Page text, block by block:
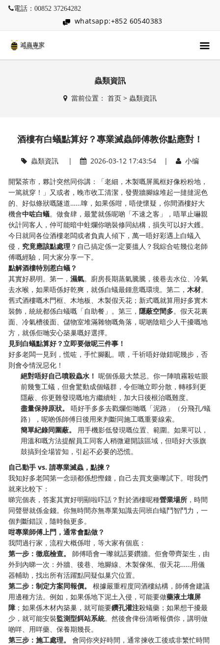
電話：00852 37264282
whatsapp:+852 60540383
蟲類資訊
當前位置： 首页> 蟲類資訊
酒樓有白蟻點算好？專業滅蟲師傅教你點應對！
蟲類資訊| 2026-03-12 17:43:54 | 小编
開緊茶市，夥計突然同你講：「老細，木製嘅屏風框好像粉粉地，
一篤就穿！」又或者，晚市收工清潔，發覺牆腳線堆起一撻撻泥色
的、好似條狀嘅隧道……嗱，如果係咁，唔使懷疑，你間酒樓好大
機會中咗白蟻。做食肆，最驚就係呢啲「不速之客」，唔單止嚇親
伙計同客人，仲可能暗中蛀爛你啲裝修同結構，損失可以好大鑊。
今日就同各位酒樓老闆或者負責人傾下，萬一唔好彩遇上白蟻入
侵， 究竟應該點處理 ？自己搞定係一定要搵人？我綜合咗幾位老師
傅嘅經驗，同大家分享一下。
點解酒樓特別惹白蟻？
其實好易明。第一，濕氣。廚房長期蒸氣騰騰，後巷去水位、冷氣
去水喉，如果唔係好乾爽，就係白蟻最鍾意嘅環境。第二，木材。
舊式酒樓嘅木門框、木地板、木製假天花；新式嘅就算用好多實木
裝飾，統統都係白蟻嘅「自助餐」。第三，隱蔽空間多。假天花裏
面、冷氣槽後面、儲物室堆滿雜物嘅角落，呢啲陰暗少人干擾嘅地
方，就係佢哋安心築巢嘅好選擇。
見到白蟻點算好？立即要做呢三件事！
好多老闆一見到，慌咗，手忙腳亂。喂，千祈唔好做錯呢幾步，否
則會令情況惡化！
絕對唔好自己噴殺蟲水！ ​ 呢個係最大禁忌。你一陣噴霧殺咗眼
前幾隻工蟻，但會驚動成個蟻群，令佢哋立即分散，轉移到更
隱蔽、你更難發現嘅地方繼續蛀，加大日後根治嘅難度。
盡量保持原狀。
​ 唔好手多多去戳爛佢哋嘅「泥路」（分飛孔/蟻
路），呢啲係師傅日後用來判斷同施工嘅重要線索。
簡單紀錄同圍蔽。
​ 用手機影低發現嘅位置、範圍。如果可以，
用溫和嘅方法提醒員工同客人稍微避開該區域，但唔好大張旗
鼓搞到全場皆知，引起不必要的恐慌。
自己動手 vs. 請專業滅蟲，點揀？
我知好多老闆第一念頭都係想慳錢，自己去買支藥嚟試下。咁我們
就來比較下：
睇完個表，答案其實好明顯啦吓話？對於酒樓呢種營業場所 ，時間
同聲譽就係金錢。你無時間亦無專業知識去同班白蟻鬥智鬥力，一
個判斷錯誤，隨時蝕更多。
咁專業師傅上門，通常會點做？
我問過行家，流程大概係咁，等大家有個底：
第一步：徹底檢查。
​ 師傅唔會一嚟就話要鑽牆。佢會帶齊架生，由
外到內睇一次：外牆、後巷、地腳線、木製傢俬、假天花……用儀
器輔助，找出所有活躍點同疑似巢穴位置。
第二步：制定方案同報價。
​ 根據嚴重程度同酒樓結構，師傅會建議
用邊種方法。例如，如果係地下泥土入侵，可能要做藥液土壤屏
障 ；如果係木材內築巢，就可能要鑽孔灌注殺蟻藥；如果想干擾最
少，就可能安裝監測型餌站系統。然後會俾份清晰報價你，講明做
啲咩、用咩藥、保養期幾長。
第三步：施工處理。
​ 會同你夾好時間，通常揀收工後或非繁忙時間